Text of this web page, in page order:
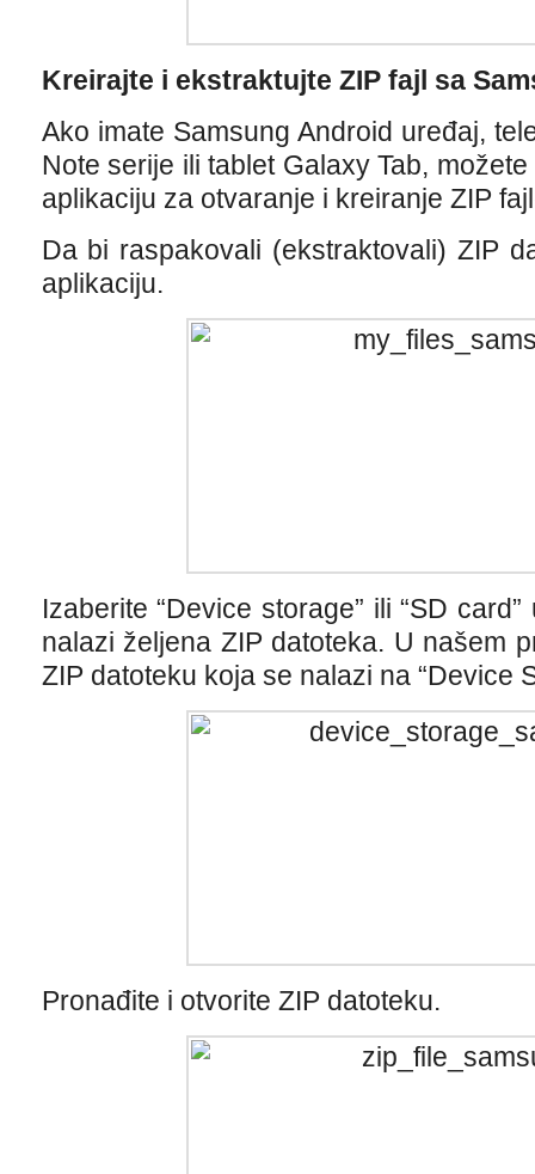
Kreirajte i ekstraktujte ZIP fajl sa
Ako imate Samsung Android uređaj,
Note serije ili tablet Galaxy Tab,
aplikaciju za otvaranje i kreiranje ZIP
Da bi raspakovali (ekstraktovali) ZIP
aplikaciju.
Izaberite “Device storage” ili “SD
nalazi željena ZIP datoteka. U našem
ZIP datoteku koja se nalazi na “Device
Pronađite i otvorite ZIP datoteku.